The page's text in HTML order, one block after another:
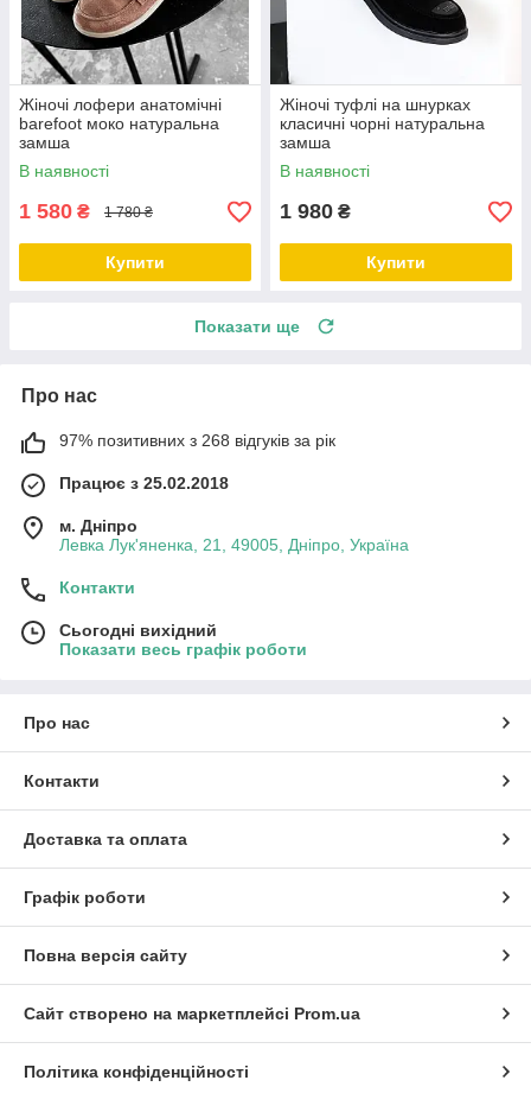
Жіночі лофери анатомічні
barefoot моко натуральна
замша
В наявності
1 580 ₴ 1 780 ₴
Купити
Жіночі туфлі на шнурках
класичні чорні натуральна
замша
В наявності
1 980 ₴
Купити
Показати ще
Про нас
97% позитивних з 268 відгуків за рік
Працює з 25.02.2018
м. Дніпро
Левка Лук'яненка, 21, 49005, Дніпро, Україна
Контакти
Сьогодні вихідний
Показати весь графік роботи
Про нас
Контакти
Доставка та оплата
Графік роботи
Повна версія сайту
Сайт створено на маркетплейсі Prom.ua
Політика конфіденційності